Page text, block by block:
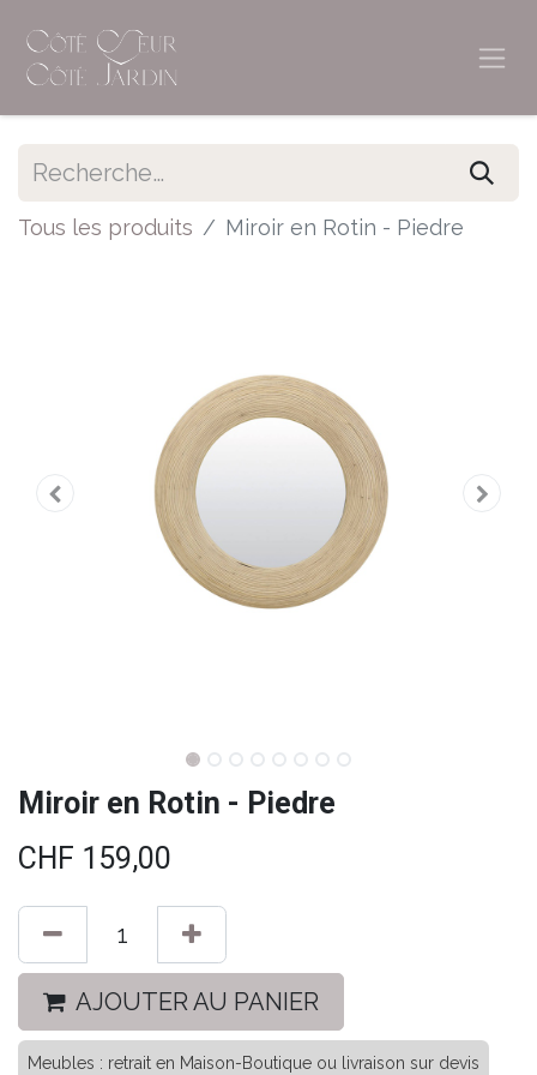
Tous les produits Miroir en Rotin - Piedre
Miroir en Rotin - Piedre
CHF 159,00
AJOUTER AU PANIER
Meubles : retrait en Maison-Boutique ou livraison sur devis